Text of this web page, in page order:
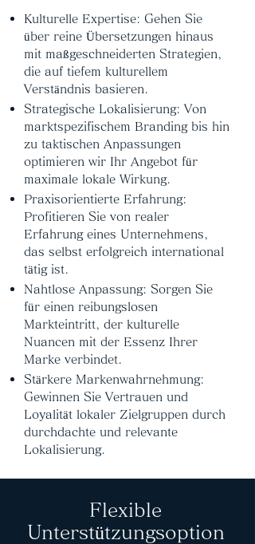
Kulturelle Expertise: Gehen Sie
über reine Übersetzungen hinaus
mit maßgeschneiderten Strategien,
die auf tiefem kulturellem
Verständnis basieren.
Strategische Lokalisierung: Von
marktspezifischem Branding bis hin
zu taktischen Anpassungen
optimieren wir Ihr Angebot für
maximale lokale Wirkung.
Praxisorientierte Erfahrung:
Profitieren Sie von realer
Erfahrung eines Unternehmens,
das selbst erfolgreich international
tätig ist.
Nahtlose Anpassung: Sorgen Sie
für einen reibungslosen
Markteintritt, der kulturelle
Nuancen mit der Essenz Ihrer
Marke verbindet.
Stärkere Markenwahrnehmung:
Gewinnen Sie Vertrauen und
Loyalität lokaler Zielgruppen durch
durchdachte und relevante
Lokalisierung.
Flexible
Unterstützungsoption